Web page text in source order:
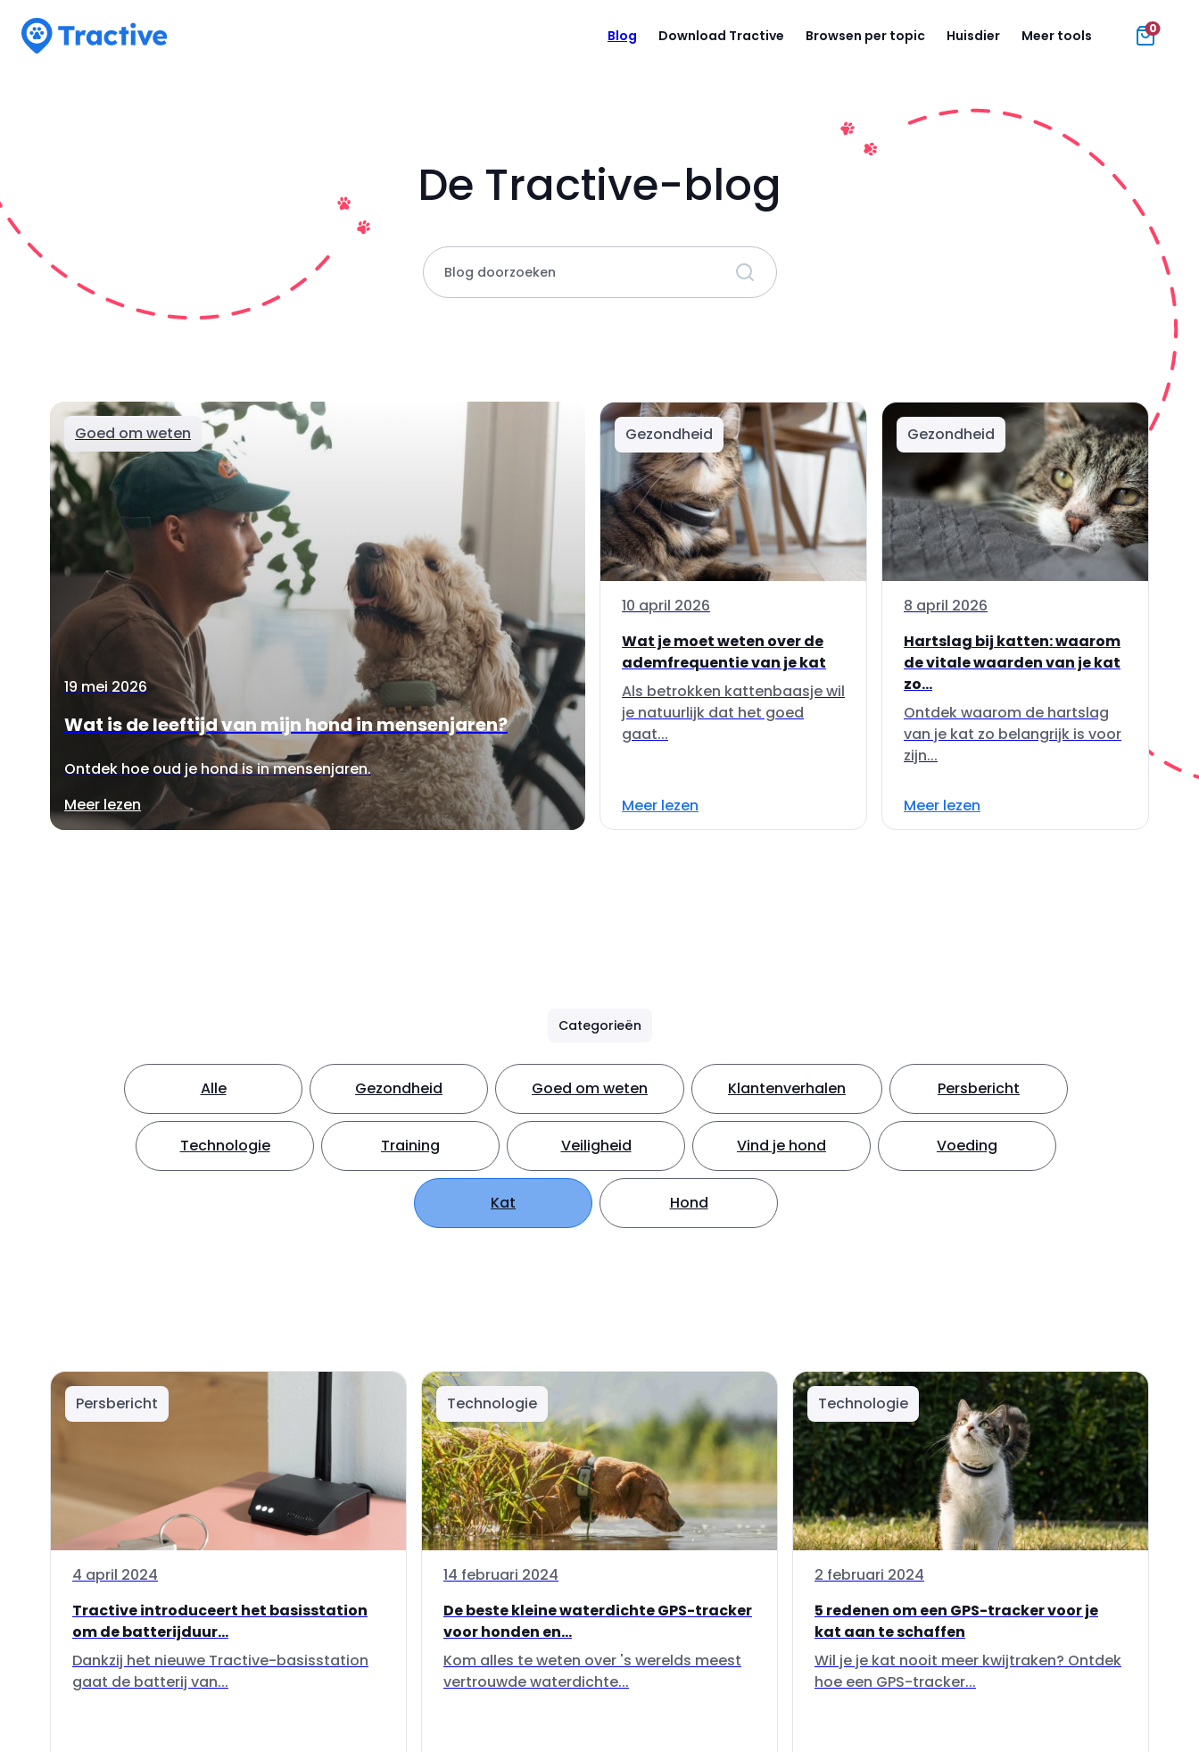
Blog Download Tractive Browsen per topic Huisdier Meer tools 0
De Tractive-blog
Blog doorzoeken
Goed om weten
19 mei 2026
Wat is de leeftijd van mijn hond in mensenjaren?
Ontdek hoe oud je hond is in mensenjaren.
Meer lezen
Gezondheid
10 april 2026
Wat je moet weten over de
ademfrequentie van je kat
Als betrokken kattenbaasje wil
je natuurlijk dat het goed
gaat...
Meer lezen
Gezondheid
8 april 2026
Hartslag bij katten: waarom
de vitale waarden van je kat
zo...
Ontdek waarom de hartslag
van je kat zo belangrijk is voor
zijn...
Meer lezen
Categorieën
Alle Gezondheid Goed om weten Klantenverhalen Persbericht
Technologie Training Veiligheid Vind je hond Voeding
Kat Hond
Persbericht
4 april 2024
Tractive introduceert het basisstation
om de batterijduur...
Dankzij het nieuwe Tractive-basisstation
gaat de batterij van...
Technologie
14 februari 2024
De beste kleine waterdichte GPS-tracker
voor honden en...
Kom alles te weten over 's werelds meest
vertrouwde waterdichte...
Technologie
2 februari 2024
5 redenen om een GPS-tracker voor je
kat aan te schaffen
Wil je je kat nooit meer kwijtraken? Ontdek
hoe een GPS-tracker...